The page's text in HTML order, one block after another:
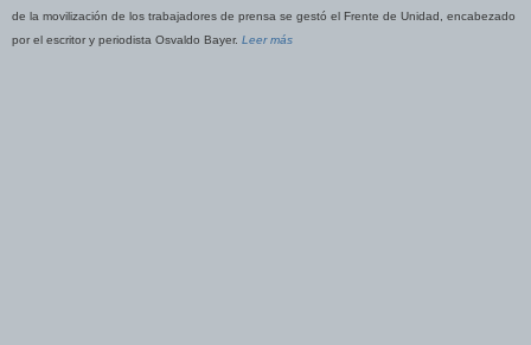
de la movilización de los trabajadores de prensa se gestó el Frente de Unidad, encabezado
por el escritor y periodista Osvaldo Bayer. Leer más